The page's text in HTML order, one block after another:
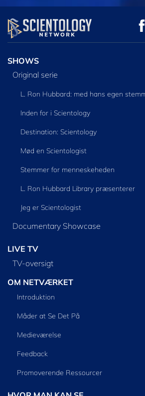
SE
SHOWS
Original serie
L. Ron Hubbard: med hans egen
Inden for i Scientology
Destination: Scientology
Mød en Scientologist
Stemmer for menneskeheden
L. Ron Hubbard Library præsenterer
Jeg er Scientologist
Documentary Showcase
LIVE TV
TV-oversigt
OM NETVÆRKET
Introduktion
Måder at Se Det På
Medieværelse
Feedback
Promoverende Ressourcer